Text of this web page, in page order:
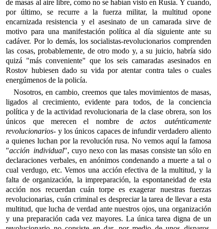
de masas al aire libre, como no se habían visto en Rusia. Y cuando,
por último, se recurre a la fuerza militar, la multitud opone
encarnizada resistencia y el asesinato de un camarada sirve de
motivo para una manifestación política al día siguiente ante su
cadáver. Por lo demás, los socialistas-revolucionarios comprenden
las cosas, probablemente, de otro modo y, a su juicio, habría sido
quizá "más conveniente" que los seis camaradas asesinados en
Rostov hubiesen dado su vida por atentar contra tales o cuales
energúmenos de la policía.
Nosotros, en cambio, creemos que tales movimientos de masas,
ligados al crecimiento, evidente para todos, de la conciencia
política y de la actividad revolucionaria de la clase obrera, son los
únicos que merecen el nombre deactos auténticamente
revolucionarios- y los únicos capaces de infundir verdadero aliento
a quienes luchan por la revolución rusa. No vemos aquí la famosa
"acción individual", cuyo nexo con las masas consiste tan sólo en
declaraciones verbales, en anónimos condenando a muerte a tal o
cual verdugo, etc. Vemos una acción efectiva de la multitud, y la
falta de organización, la impreparación, la espontaneidad de esta
acción nos recuerdan cuán torpe es exagerar nuestras fuerzas
revolucionarias, cuán criminal es despreciar la tarea de llevar a esta
multitud, que lucha de verdad ante nuestros ojos, una organización
y una preparación cada vez mayores. La única tarea digna de un